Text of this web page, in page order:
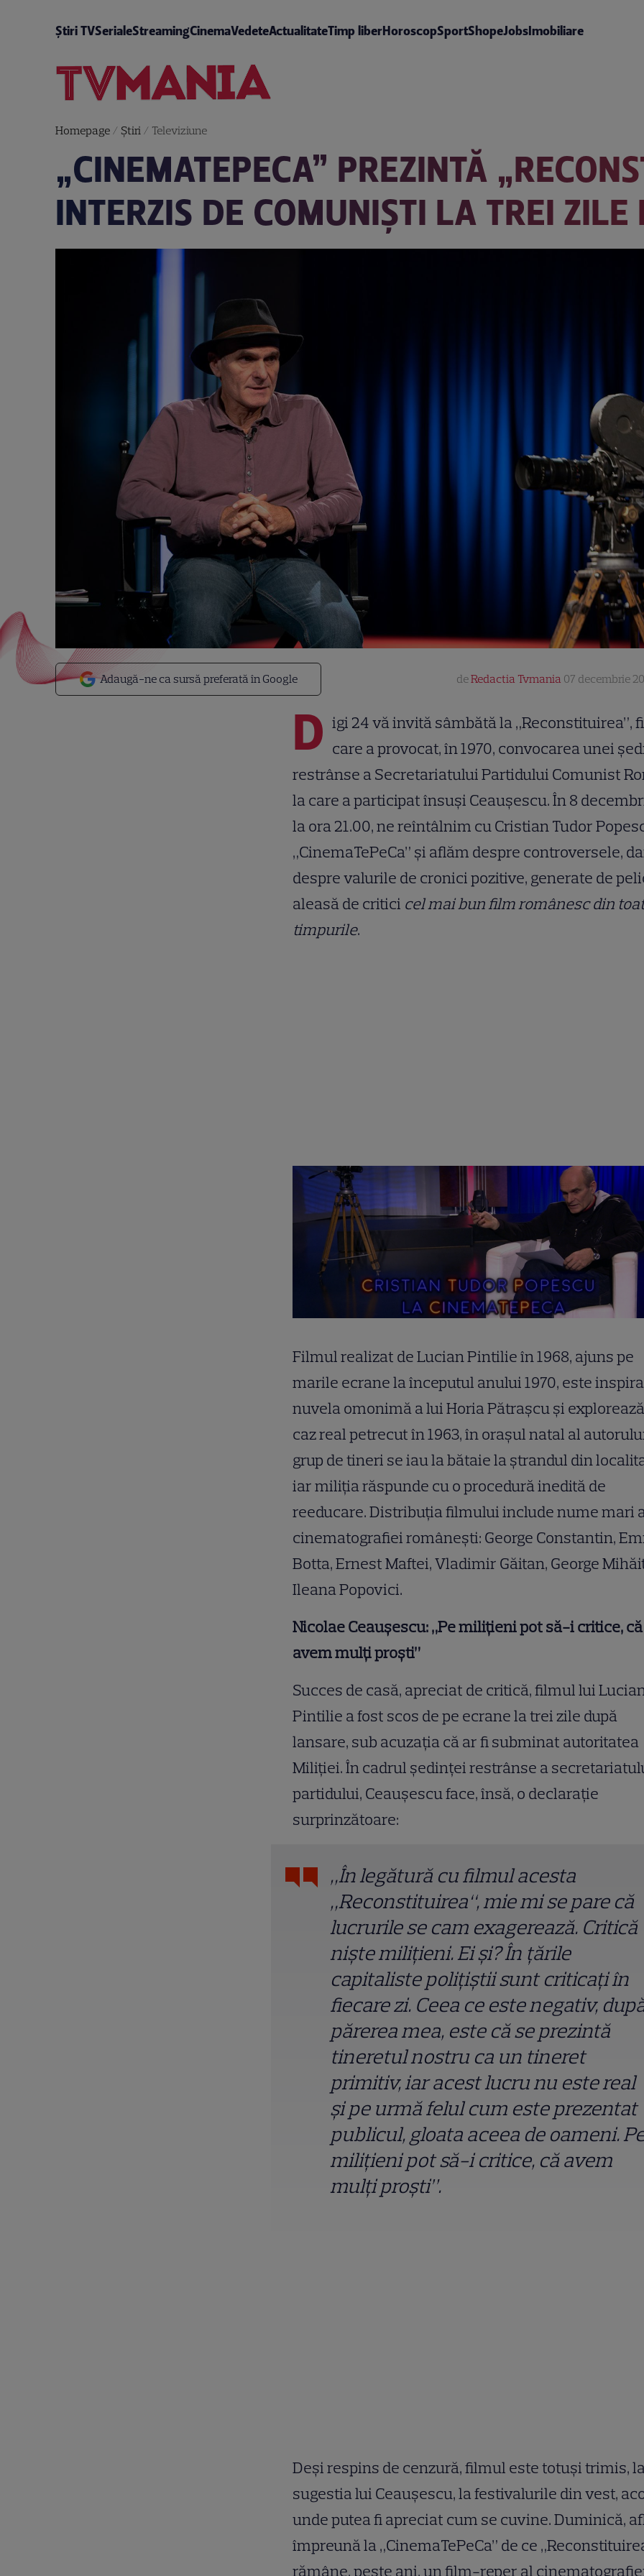
Știri TVSerialeStreamingCinemaVedeteActualitateTimp liberHoroscopSportShopeJobsImobiliare
Homepage/ Știri/ Televiziune
„CINEMATEPECA” PREZINTĂ
INTERZIS DE COMUNIȘTI LA TREI
Adaugă-ne ca sursă preferată în Google deRedactia Tvmania 07 decembrie
D igi 24 vă invită sâmbătă la „Reconstituirea”,
care a provocat, în 1970, convocarea unei
restrânse a Secretariatului Partidului Comunist
la care a participat însuși Ceaușescu. În 8
la ora 21.00, ne reîntâlnim cu Cristian Tudor
„CinemaTePeCa” și aflăm despre controversele,
despre valurile de cronici pozitive, generate de
aleasă de critici cel mai bun film românesc din
timpurile.
Filmul realizat de Lucian Pintilie în 1968, ajuns pe
marile ecrane la începutul anului 1970, este
nuvela omonimă a lui Horia Pătrașcu și
caz real petrecut în 1963, în orașul natal al
grup de tineri se iau la bătaie la ștrandul din
iar miliția răspunde cu o procedură inedită de
reeducare. Distribuția filmului include nume mari
cinematografiei românești: George Constantin,
Botta, Ernest Maftei, Vladimir Găitan, George
Ileana Popovici.
Nicolae Ceaușescu: „Pe milițieni pot să-i critice, că
avem mulți proști”
Succes de casă, apreciat de critică, filmul lui
Pintilie a fost scos de pe ecrane la trei zile după
lansare, sub acuzația că ar fi subminat autoritatea
Miliției. În cadrul ședinței restrânse a
partidului, Ceaușescu face, însă, o declarație
surprinzătoare:
„În legătură cu filmul acesta
„Reconstituirea“, mie mi se pare că
lucrurile se cam exagerează. Critică
nişte miliţieni. Ei şi? În ţările
capitaliste poliţiştii sunt criticaţi în
fiecare zi. Ceea ce este negativ,
părerea mea, este că se prezintă
tineretul nostru ca un tineret
primitiv, iar acest lucru nu este real
şi pe urmă felul cum este prezentat
publicul, gloata aceea de oameni.
miliţieni pot să-i critice, că avem
mulţi proşti”.
Deși respins de cenzură, filmul este totuși trimis,
sugestia lui Ceaușescu, la festivalurile din vest,
unde putea fi apreciat cum se cuvine. Duminică,
împreună la „CinemaTePeCa” de ce
rămâne, peste ani, un film-reper al